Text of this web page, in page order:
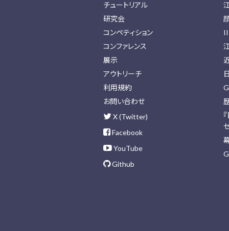
チュートリアル
研究会
コンペティション
コンファレンス
展示
アウトリーチ
利用規約
お問い合わせ
X (Twitter)
Facebook
YouTube
Github